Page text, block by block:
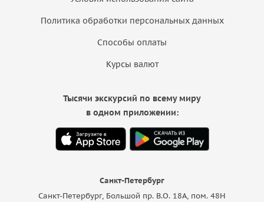
Политика обработки персональных данных
Способы оплаты
Курсы валют
Санкт-Петербург
Санкт-Петербург, Большой пр. В.О. 18A, пом. 48Н
Тысячи экскурсий по всему миру
в одном приложении: